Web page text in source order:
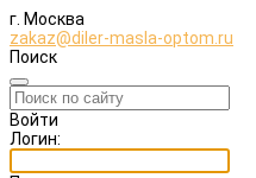
г. Москва
zakaz@diler-masla-optom.ru
Поиск
Войти
Логин: